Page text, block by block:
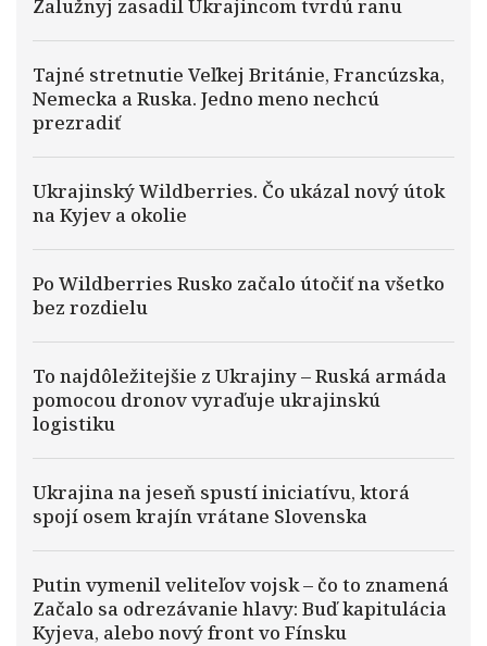
Zalužnyj zasadil Ukrajincom tvrdú ranu
Tajné stretnutie Veľkej Británie, Francúzska,
Nemecka a Ruska. Jedno meno nechcú
prezradiť
Ukrajinský Wildberries. Čo ukázal nový útok
na Kyjev a okolie
Po Wildberries Rusko začalo útočiť na všetko
bez rozdielu
To najdôležitejšie z Ukrajiny – Ruská armáda
pomocou dronov vyraďuje ukrajinskú
logistiku
Ukrajina na jeseň spustí iniciatívu, ktorá
spojí osem krajín vrátane Slovenska
Putin vymenil veliteľov vojsk – čo to znamená
Začalo sa odrezávanie hlavy: Buď kapitulácia
Kyjeva, alebo nový front vo Fínsku